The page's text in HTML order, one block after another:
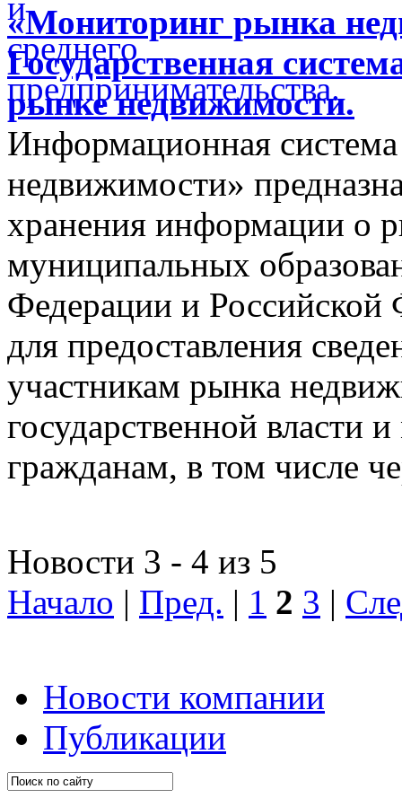
«Мониторинг рынка
Государственная
рынке недвижимости.
Информационная
недвижимости»
хранения информации о
муниципальных
Федерации и Российской
для предоставления
участникам рынка
государственной власти
гражданам, в том числе
Новости 3 - 4 из 5
Начало | Пред. | 1 2 3 |
Новости компании
Публикации